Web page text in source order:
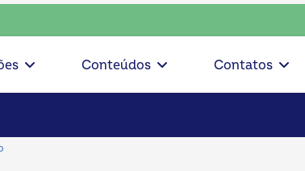
escolha o coop • escolha consciente,
Conteúdos Contatos